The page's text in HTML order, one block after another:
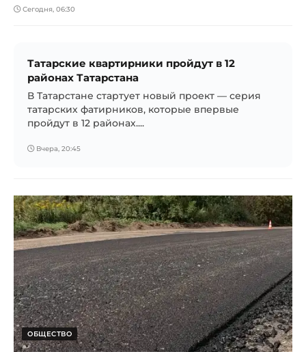
Сегодня, 06:30
Татарские квартирники пройдут в 12
районах Татарстана
В Татарстане стартует новый проект — серия
татарских фатирников, которые впервые
пройдут в 12 районах....
Вчера, 20:45
ОБЩЕСТВО